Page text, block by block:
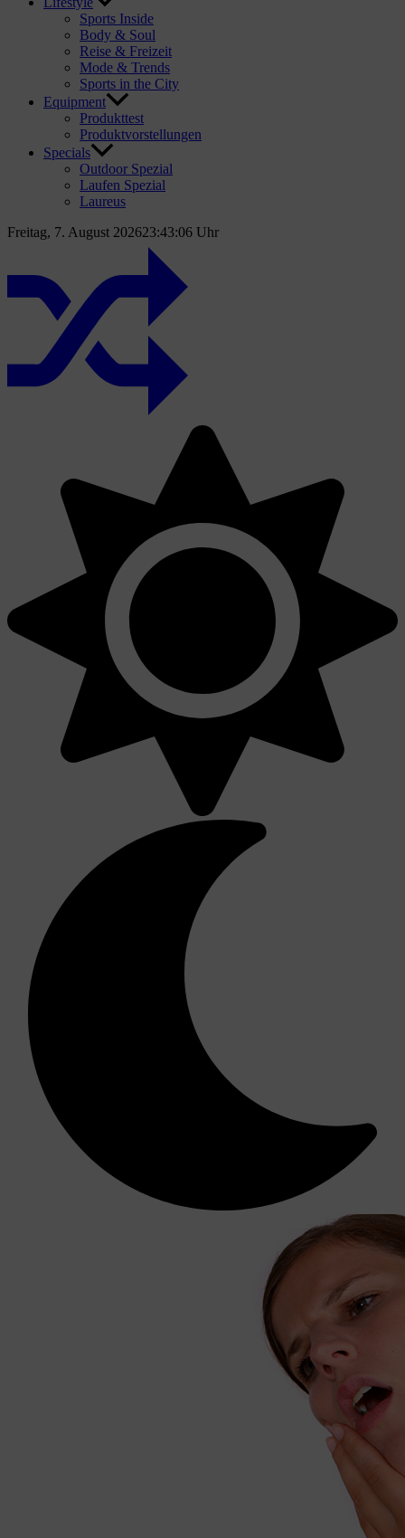
Sports Inside
Body & Soul
Reise & Freizeit
Mode & Trends
Sports in the City
Equipment
Produkttest
Produktvorstellungen
Specials
Outdoor Spezial
Laufen Spezial
Laureus
Freitag, 7. August 202623:43:07 Uhr